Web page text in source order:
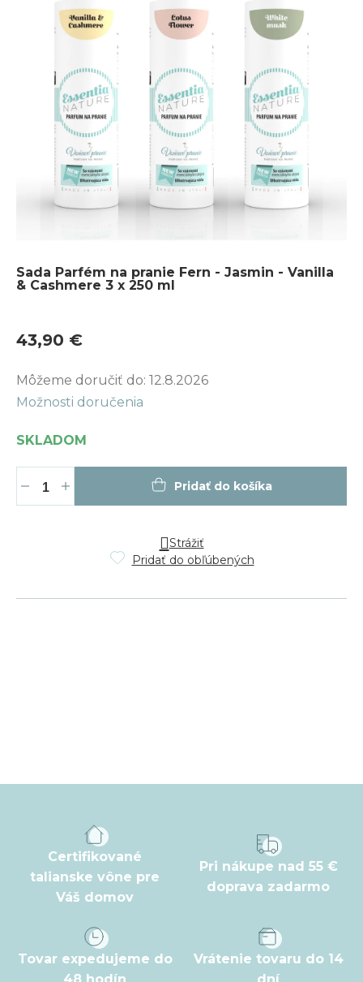
Sada Parfém na pranie Fern - Jasmin - Vanilla
& Cashmere 3 x 250 ml
43,90 €
cena:
SKLADOM
Môžeme doručiť do: 12.8.2026
Možnosti doručenia
Pridať do košíka
Strážiť
Pridať do obľúbených
á
Certifikované
talianske vône pre
Váš domov
Pri nákupe nad 55 €
doprava zadarmo
Tovar expedujeme do
Vrátenie tovaru do 14